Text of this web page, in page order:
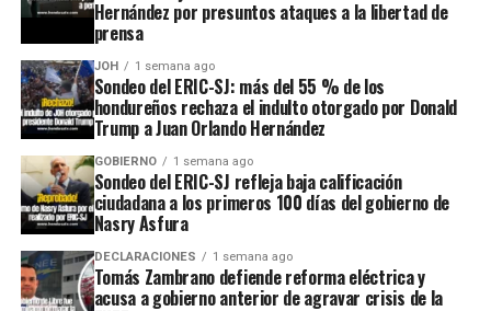
Hernández por presuntos ataques a la libertad de
prensa
JOH 1 semana ago
Sondeo del ERIC-SJ: más del 55 % de los
hondureños rechaza el indulto otorgado por Donald
Trump a Juan Orlando Hernández
GOBIERNO 1 semana ago
Sondeo del ERIC-SJ refleja baja calificación
ciudadana a los primeros 100 días del gobierno de
Nasry Asfura
DECLARACIONES 1 semana ago
Tomás Zambrano defiende reforma eléctrica y
acusa a gobierno anterior de agravar crisis de la